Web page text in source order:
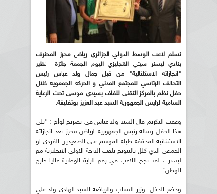
تسلم لاعب الوسط الدولي الجزائري رياض محرز المحترف
بنادي ليستر سيتي الانجليزي اليوم الجمعة جائزة نظير
"انجازاته الاستثنائية" من قبل جمال ولد عباس رئيس
التحالف الرئاسي للمجتمع المدني و الحركة الجمعوية خلال
حفل نظم بالمركز التقني للفاف بسيدي موسى تحت الرعاية
السامية لرئيس الجمهورية السيد عبد العزيز بوتفليقة.
وعقب التكريم قال السيد ولد عباس في تصريح لوأج : "يلي
هذا الحفل رسالة رئيس الجمهورية لرياض محرز بعد انجازاته
الاستثنائية المحققة طيلة الموسم على الصعيدين الفردي او
الجماعي الذي كلل بالتتويج بلقب الدرجة الاولى الانجليزية مع
ليستر ، لقد نجح اللاعب في رفع الراية الوطنية عاليا خارج
الوطن".
وحضر الحفل وزير الشباب والرياضة السيد الهادي ولد علي